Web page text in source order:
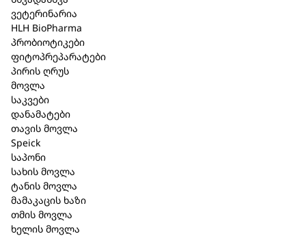
ვეტერინარია
HLH BioPharma
პრობიოტიკები
ფიტოპრეპარატები
პირის ღრუს
მოვლა
საკვები
დანამატები
თავის მოვლა
Speick
საპონი
სახის მოვლა
ტანის მოვლა
მამაკაცის ხაზი
თმის მოვლა
ხელის მოვლა
გაიცემა ურეცეპტოდ.
მწარმოებელი
(Biologische Heilmittel Heel GmbH
76532 ბადენ–ბადენი, გერმანია
დ-რ რეკევეგის ქუჩა 2-4.
წარმომადგენელი
შ.პ.ს ბიომედიკა
ა. პოლიტოვსკაიას ქ.#38
0186 თბილისი, საქართველო
+995 32 215 91 15